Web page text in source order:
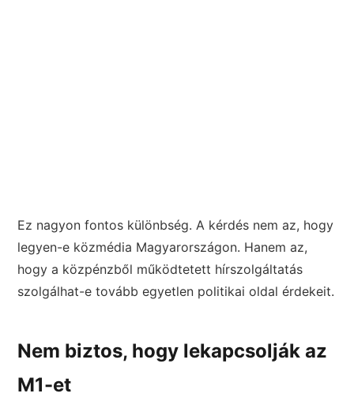
Ez nagyon fontos különbség. A kérdés nem az, hogy
legyen-e közmédia Magyarországon. Hanem az,
hogy a közpénzből működtetett hírszolgáltatás
szolgálhat-e tovább egyetlen politikai oldal érdekeit.
Nem biztos, hogy lekapcsolják az
M1-et